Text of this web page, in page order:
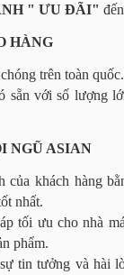
" ƯU ĐÃI"
HÀNG
trên toàn quốc.
sẵn với số lượng
NGŨ ASIAN
khách hàng
nhất.
tối ưu cho nhà
phẩm.
tin tưởng và hài